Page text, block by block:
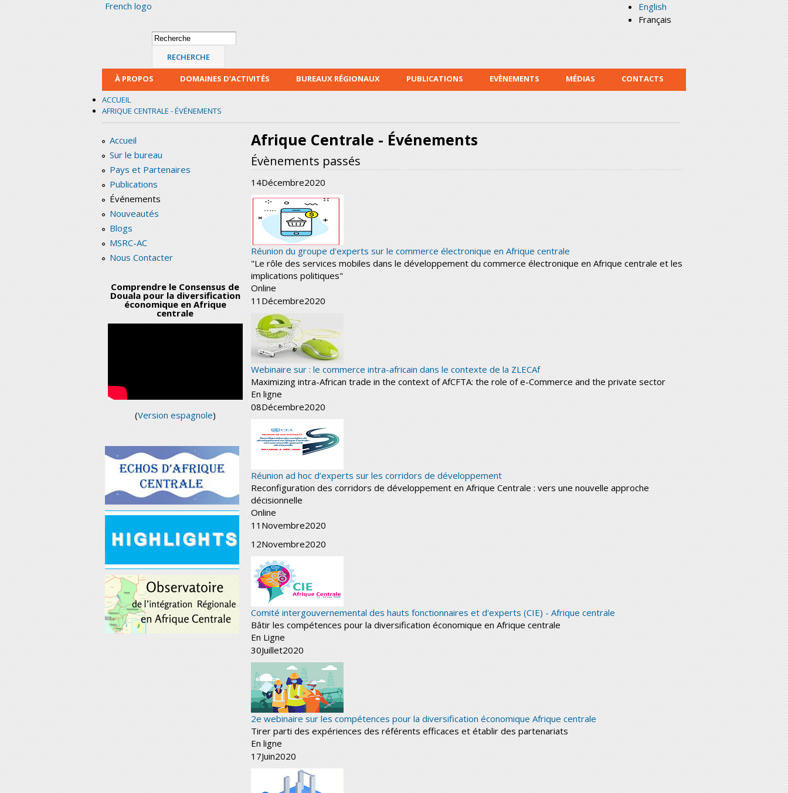
French logo
English
Français
Formulaire de
recherche
Recherche
À PROPOS DOMAINES D’ACTIVITÉS BUREAUX RÉGIONAUX PUBLICATIONS EVÈNEMENTS MÉDIAS
CONTACTS
ACCUEIL
AFRIQUE CENTRALE - ÉVÉNEMENTS
Accueil
Sur le bureau
Pays et Partenaires
Publications
Événements
Nouveautés
Blogs
MSRC-AC
Nous Contacter
Comprendre le Consensus de
Douala pour la diversification
économique en Afrique
centrale
(Version espagnole)
Afrique Centrale - Événements
Évènements passés
14Décembre2020
Réunion du groupe d'experts sur le commerce électronique en Afrique centrale
"Le rôle des services mobiles dans le développement du commerce électronique en Afrique centrale et les
implications politiques"
Online
11 Décembre2020
Webinaire sur : le commerce intra-africain dans le contexte de la ZLECAf
Maximizing intra-African trade in the context of AfCFTA: the role of e-Commerce and the private sector
En ligne
08Décembre2020
Réunion ad hoc d’experts sur les corridors de développement
Reconfiguration des corridors de développement en Afrique Centrale : vers une nouvelle approche
décisionnelle
Online
11 Novembre2020
12Novembre2020
Comité intergouvernemental des hauts fonctionnaires et d'experts (CIE) - Afrique centrale
Bâtir les compétences pour la diversification économique en Afrique centrale
En Ligne
30Juillet2020
2e webinaire sur les compétences pour la diversification économique Afrique centrale
Tirer parti des expériences des référents efficaces et établir des partenariats
En ligne
17Juin2020